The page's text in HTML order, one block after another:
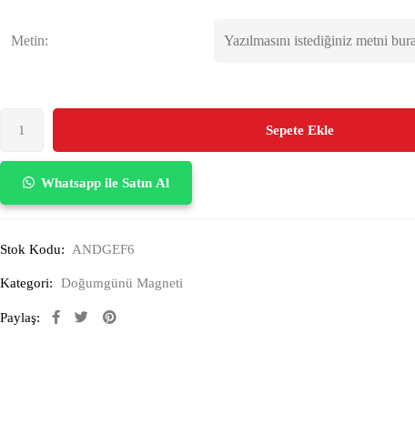
Metin:
Sepete Ekle
Whatsapp ile Satın Al
Stok Kodu: ANDGEF6
Kategori: Doğumgünü Magneti
Paylaş: